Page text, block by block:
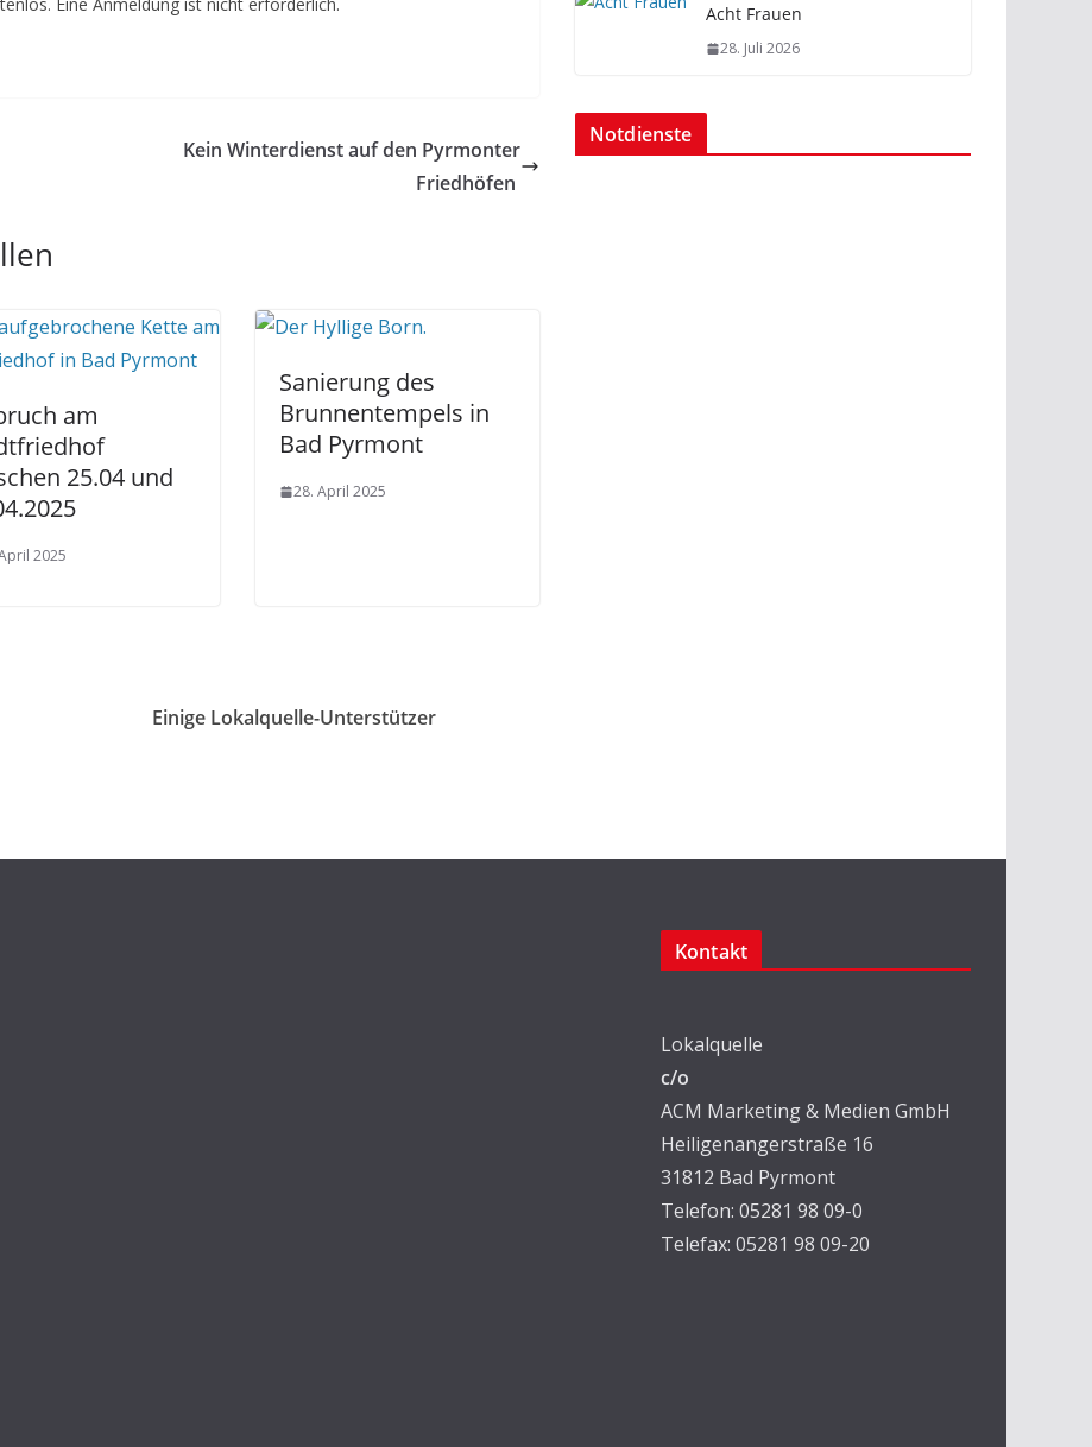
Eine Anmeldung ist nicht erforderlich.
Kein Winterdienst auf den Pyrmonter
Friedhöfen
am
25.04 und
2025
Sanierung des
Brunnentempels in
Bad Pyrmont
28. April 2025
Acht Frauen
28. Juli 2026
Notdienste
Einige Lokalquelle-Unterstützer
Kontakt
Lokalquelle
c/o
ACM Marketing & Medien GmbH
Heiligenangerstraße 16
31812 Bad Pyrmont
Telefon: 05281 98 09-0
Telefax: 05281 98 09-20